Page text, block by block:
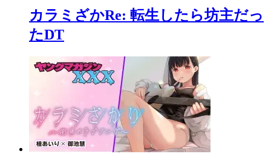
カラミざかRe: 転生したら坊主だっ
たDT